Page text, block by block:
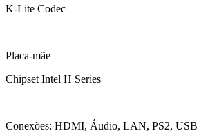
K-Lite Codec
Placa-mãe
Chipset Intel H Series
Conexões: HDMI, Áudio, LAN, PS2, USB